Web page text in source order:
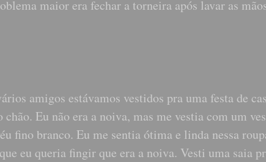
maior era fechar a torneira após lavar as
amigos estávamos vestidos pra uma festa de
chão. Eu não era a noiva, mas me vestia com um
fino branco. Eu me sentia ótima e linda nessa
eu queria fingir que era a noiva. Vesti uma saia